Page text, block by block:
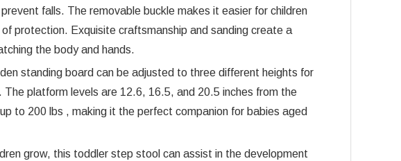
falls. The removable buckle makes it easier for children
protection. Exquisite craftsmanship and sanding create a
the body and hands.
standing board can be adjusted to three different heights for
platform levels are 12.6, 16.5, and 20.5 inches from the
to 200 lbs , making it the perfect companion for babies aged
grow, this toddler step stool can assist in the development